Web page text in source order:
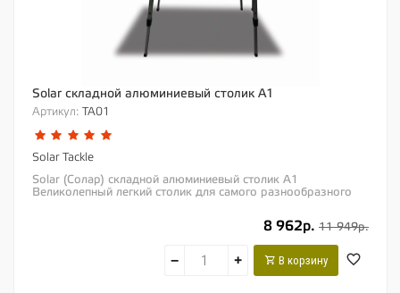
Solar складной алюминиевый столик A1
Артикул: TA01
Solar Tackle
Solar (Солар) складной алюминиевый столик A1
Великолепный легкий столик для самого разнообразного
8 962р. 11 949р.
− + В корзину